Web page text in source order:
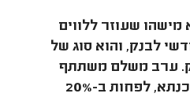
שעוזר ללווים
לבנק, והוא סוג של
ערב משלם משתתף
בהחזר החודשי של המשכנתא, לפחות ב-20%